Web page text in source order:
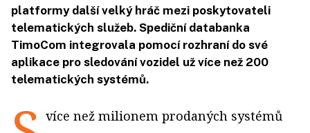
platformy další velký hráč mezi poskytovateli
telematických služeb. Spediční databanka
TimoCom integrovala pomocí rozhraní do své
aplikace pro sledování vozidel už více než 200
telematických systémů.
více než milionem prodaných systémů